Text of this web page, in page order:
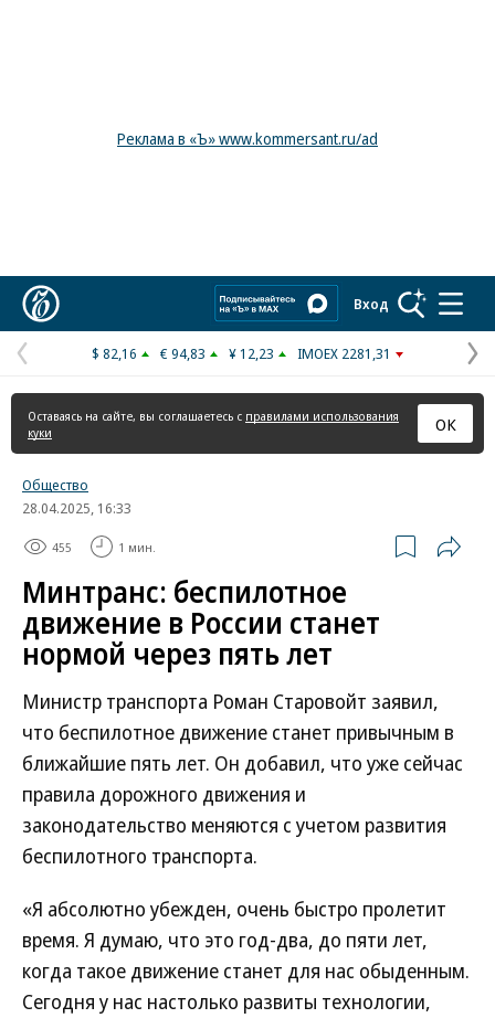
Реклама в «Ъ» www.kommersant.ru/ad
Вход
Предыдущая
страница
$ 82,16 € 94,83 ¥ 12,23 IMOEX 2281,31
Оставаясь на сайте, вы соглашаетесь с правилами использования
куки
ОК
Общество
28.04.2025, 16:33
455 1 мин.
Минтранс: беспилотное
движение в России станет
нормой через пять лет
Министр транспорта Роман Старовойт заявил,
что беспилотное движение станет привычным в
ближайшие пять лет. Он добавил, что уже сейчас
правила дорожного движения и
законодательство меняются с учетом развития
беспилотного транспорта.
«Я абсолютно убежден, очень быстро пролетит
время. Я думаю, что это год-два, до пяти лет,
когда такое движение станет для нас обыденным.
Сегодня у нас настолько развиты технологии,